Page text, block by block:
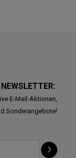
E-Mail-Aktionen,
Sonderangebote!